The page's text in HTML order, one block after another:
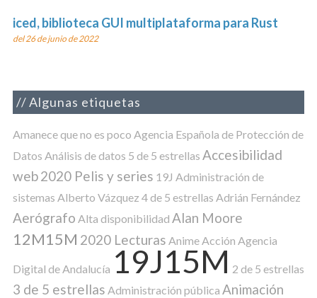
iced, biblioteca GUI multiplataforma para Rust
del 26 de junio de 2022
Algunas etiquetas
Amanece que no es poco Agencia Española de Protección de
Datos Análisis de datos 5 de 5 estrellas Accesibilidad
web2020 Pelis y series 19J Administración de
sistemas Alberto Vázquez 4 de 5 estrellas Adrián Fernández
Aerógrafo Alta disponibilidad Alan Moore
12M15M 2020 Lecturas AnimeAcción Agencia
Digital de Andalucía 19J15M 2 de 5 estrellas
3 de 5 estrellas Administración pública Animación